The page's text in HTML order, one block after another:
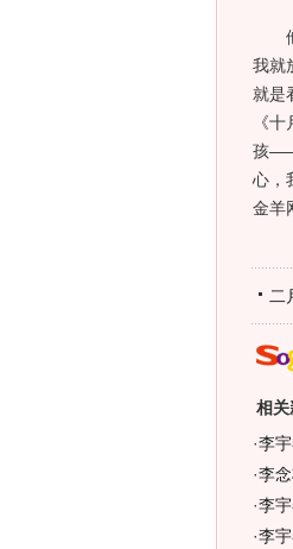
他
我就
就是
《
孩
心，
金羊
二
相关
·李
·李
·李
·李